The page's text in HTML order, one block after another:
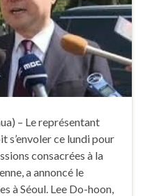
– Le représentant
s’envoler ce lundi pour
consacrées à la
a annoncé le
à Séoul. Lee Do-hoon,